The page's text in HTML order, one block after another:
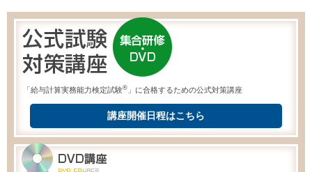
「給与計算実務能力検定試験® 」に合格するための公式対策講座
講座開催日程はこちら